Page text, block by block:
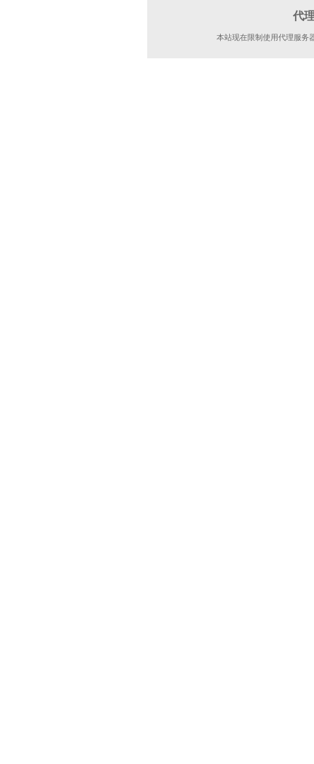
代
本站现在限制使用代理服务